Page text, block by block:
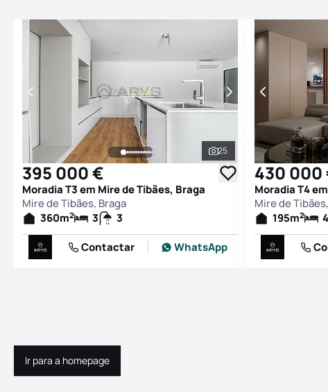
Ver todas as
25
395 000 €
Moradia T3 em Mire de Tibães, Braga
Mire de Tibães, Braga
360m2 3
3
Contactar
WhatsApp
430 000
Moradia T4
Mire de
195m2 4
Ir para a homepage
Ir para a homepage